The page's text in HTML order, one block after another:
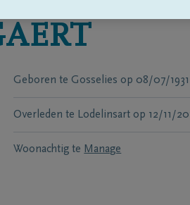
Geboren te Gosselies op 08/07/1931
Overleden te Lodelinsart op 12/11/
Woonachtig te Manage